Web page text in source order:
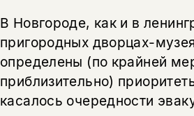
В Новгороде, как и в
пригородных дворцах-
определены (по крайней
приблизительно)
касалось очередности